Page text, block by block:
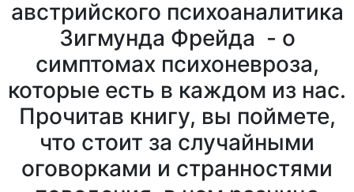
австрийского психоаналитика
Зигмунда Фрейда - о
симптомах психоневроза,
которые есть в каждом из нас.
Прочитав книгу, вы поймете,
что стоит за случайными
оговорками и странностями